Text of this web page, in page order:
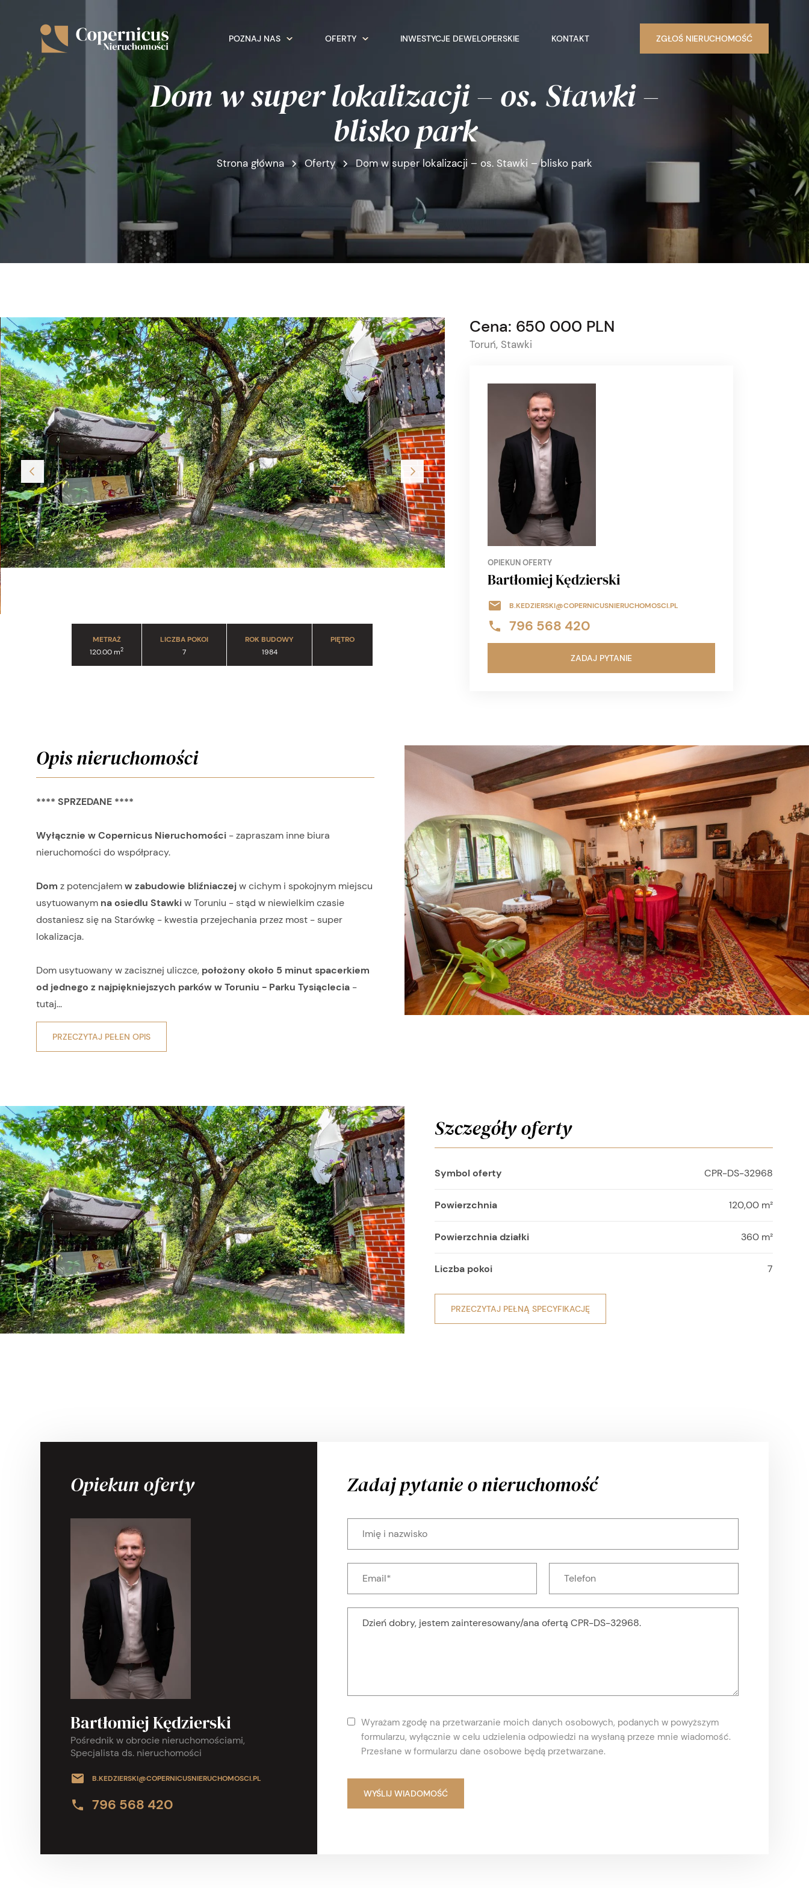
POZNAJ NAS OFERTY INWESTYCJE DEWELOPERSKIE KONTAKT ZGŁOŚ NIERUCHOMOŚĆ
Dom w super lokalizacji – os. Stawki –
blisko park
Strona główna Oferty Dom w super lokalizacji – os. Stawki – blisko park
METRAŻ
120.00 m2
LICZBA POKOI
7
ROK BUDOWY
1984
PIĘTRO
Cena: 650 000 PLN
Toruń, Stawki
OPIEKUN OFERTY
Bartłomiej Kędzierski
B.KEDZIERSKI@COPERNICUSNIERUCHOMOSCI.PL
796 568 420
ZADAJ PYTANIE
Opis nieruchomości
**** SPRZEDANE ****
Wyłącznie w Copernicus Nieruchomości - zapraszam inne biura
nieruchomości do współpracy.
Dom z potencjałemw zabudowie bliźniaczejw cichym i spokojnym miejscu
usytuowanym na osiedlu Stawkiw Toruniu - stąd w niewielkim czasie
dostaniesz się na Starówkę - kwestia przejechania przez most - super
lokalizacja.
Dom usytuowany w zacisznej uliczce, położony około 5 minut spacerkiem
od jednego z najpiękniejszych parków w Toruniu - Parku Tysiąclecia -
tutaj...
PRZECZYTAJ PEŁEN OPIS
Szczegóły oferty
Symbol oferty CPR-DS-32968
Powierzchnia 120,00 m²
Powierzchnia działki 360 m²
Liczba pokoi 7
PRZECZYTAJ PEŁNĄ SPECYFIKACJĘ
Opiekun oferty
Bartłomiej Kędzierski
Pośrednik w obrocie nieruchomościami,
Specjalista ds. nieruchomości
B.KEDZIERSKI@COPERNICUSNIERUCHOMOSCI.PL
796 568 420
Zadaj pytanie o nieruchomość
Wyrażam zgodę na przetwarzanie moich danych osobowych, podanych w powyższym
formularzu, wyłącznie w celu udzielenia odpowiedzi na wysłaną przeze mnie wiadomość.
Przesłane w formularzu dane osobowe będą przetwarzane.